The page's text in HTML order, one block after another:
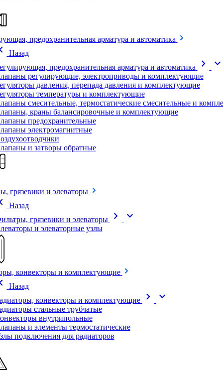
предохранительная арматура и автоматика
Назад
предохранительная арматура и автоматика
chevron_right expand_more
регулирующие, электроприводы и комплектующие
давления, перепада давления и комплектующие
температуры и комплектующие
смесительные, термостатические смесительные и
краны балансировочные и комплектующие
предохранительные
электромагнитные
и затворы обратные
грязевики и элеваторы
Назад
грязевики и элеваторы
chevron_right expand_more
и элеваторные узлы
конвекторы и комплектующие
Назад
конвекторы и комплектующие
chevron_right expand_more
стальные трубчатые
внутрипольные
и элементы термостатические
подключения для радиаторов